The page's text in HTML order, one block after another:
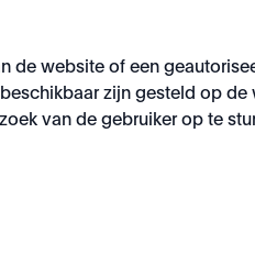
de website of een
zijn gesteld op de
van de gebruiker op te